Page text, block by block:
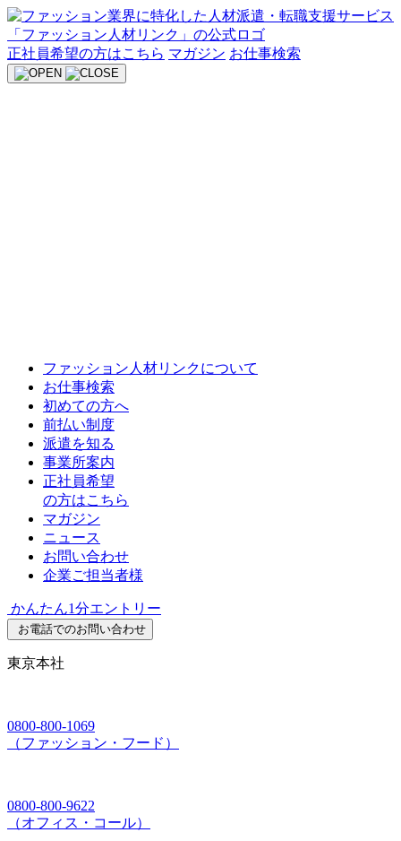
Skip
to
content
正社員希望の方はこちら マガジン お仕事検索
ファッション人材リンクについて
お仕事検索
初めての方へ
前払い制度
派遣を知る
事業所案内
正社員希望
の方はこちら
マガジン
ニュース
お問い合わせ
企業ご担当者様
かんたん1分エントリー
お電話でのお問い合わせ
東京本社
0800-800-1069
（ファッション・フード）
0800-800-9622
（オフィス・コール）